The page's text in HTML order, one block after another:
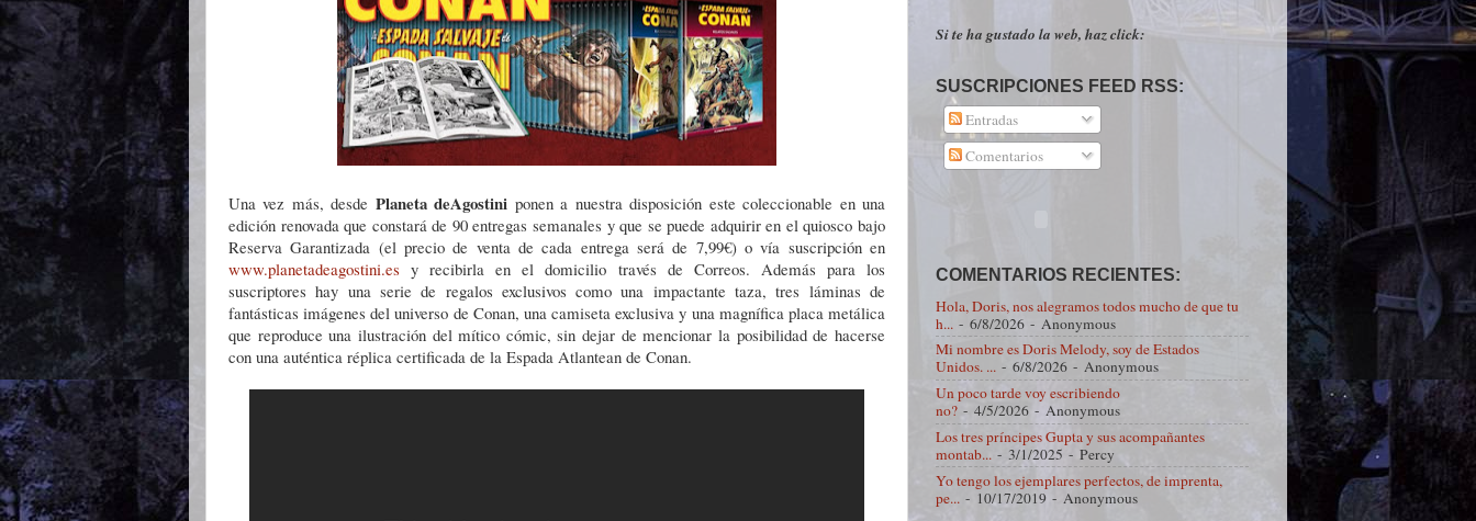
Una vez más, desde Planeta deAgostini ponen a nuestra disposición este coleccionable en una
edición renovada que constará de 90 entregas semanales y que se puede adquirir en el quiosco bajo
Reserva Garantizada (el precio de venta de cada entrega será de 7,99€) o vía suscripción en
www.planetadeagostini.es y recibirla en el domicilio través de Correos. Además para los
suscriptores hay una serie de regalos exclusivos como una impactante taza, tres láminas de
fantásticas imágenes del universo de Conan, una camiseta exclusiva y una magnífica placa metálica
que reproduce una ilustración del mítico cómic, sin dejar de mencionar la posibilidad de hacerse
con una auténtica réplica certificada de la Espada Atlantean de Conan.
Si te ha gustado la web, haz click:
SUSCRIPCIONES FEED RSS:
Entradas
Comentarios
COMENTARIOS RECIENTES:
Hola, Doris, nos alegramos todos mucho de que tu
h... - 6/8/2026 - Anonymous
Mi nombre es Doris Melody, soy de Estados
Unidos. ... - 6/8/2026 - Anonymous
Un poco tarde voy escribiendo
no? - 4/5/2026 - Anonymous
Los tres príncipes Gupta y sus acompañantes
montab... - 3/1/2025 - Percy
Yo tengo los ejemplares perfectos, de imprenta,
pe... - 10/17/2019 - Anonymous